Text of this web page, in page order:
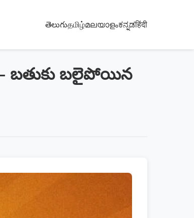
తెలుగుதமிழ்മലയാളംಕನ್ನಡहिंदी
– బతుకు బలైపోయిన